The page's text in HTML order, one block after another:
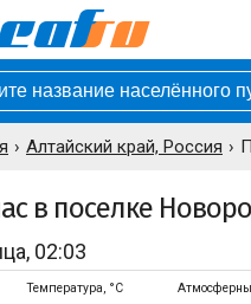
Алтайский край, Россия
в поселке
02:03
Температура, °C